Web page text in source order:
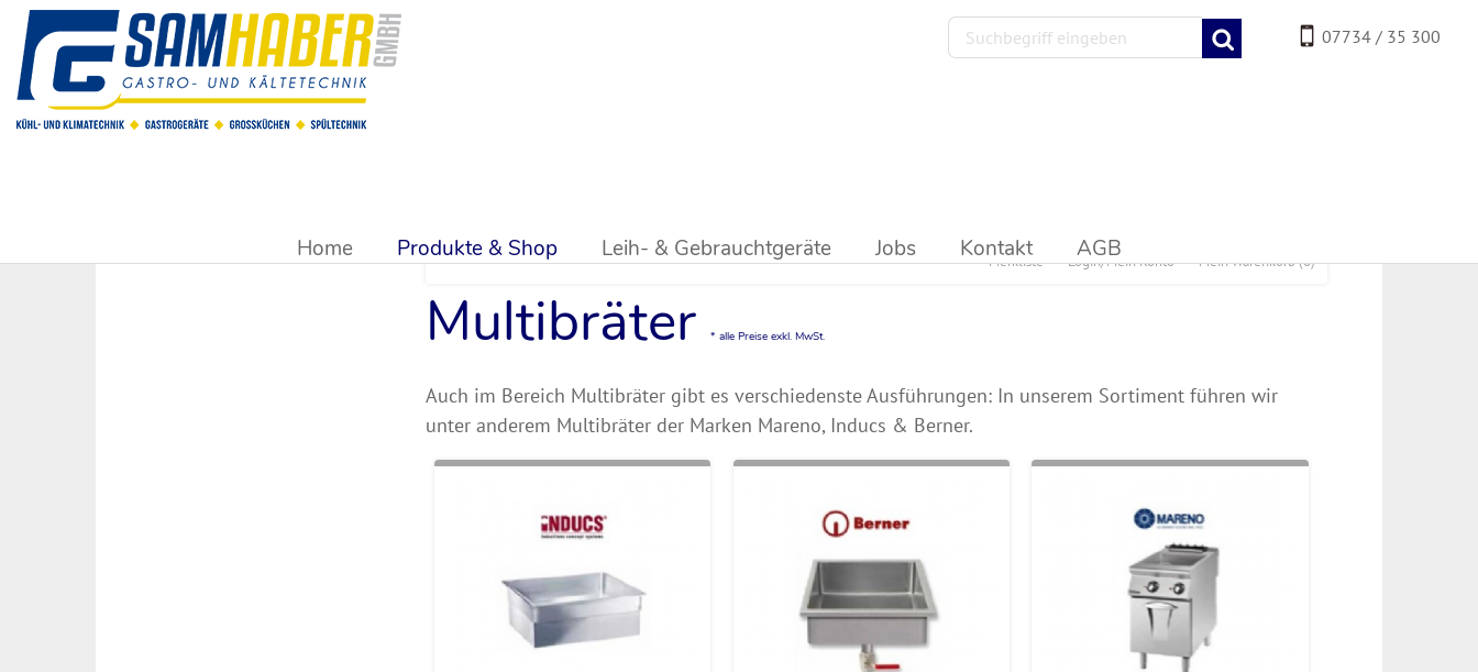
07734 / 35 300
Home Produkte & Shop Leih- & Gebrauchtgeräte Jobs Kontakt AGB Mein Warenkorb(0)
Login/Mein Konto
Merkliste
Multibräter * alle Preise exkl. MwSt.
Auch im Bereich Multibräter gibt es verschiedenste Ausführungen: In unserem Sortiment führen wir
unter anderem Multibräter der Marken Mareno, Inducs & Berner.